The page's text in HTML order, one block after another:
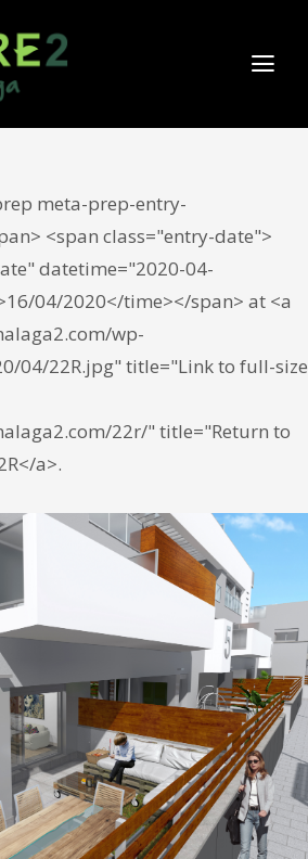
meta-prep-entry-
<span class="entry-date">
datetime="2020-04-
04/2020</time></span> at <a
wp-
04/22R.jpg" title="Link to full-size
22r/" title="Return to
a>.